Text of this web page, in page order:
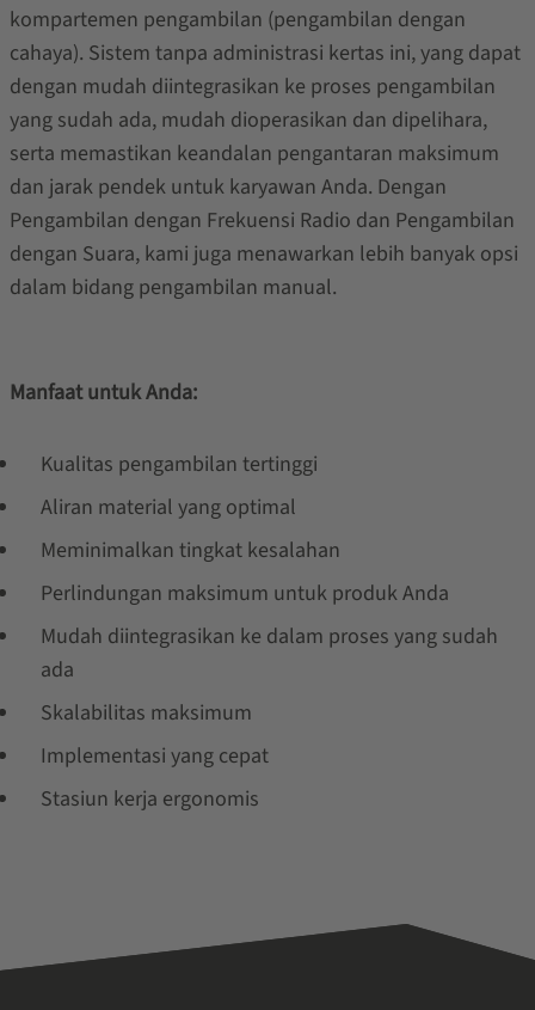
kompartemen pengambilan (pengambilan dengan
cahaya). Sistem tanpa administrasi kertas ini, yang dapat
dengan mudah diintegrasikan ke proses pengambilan
yang sudah ada, mudah dioperasikan dan dipelihara,
serta memastikan keandalan pengantaran maksimum
dan jarak pendek untuk karyawan Anda. Dengan
Pengambilan dengan Frekuensi Radio dan Pengambilan
dengan Suara, kami juga menawarkan lebih banyak opsi
dalam bidang pengambilan manual.
Manfaat untuk Anda:
Kualitas pengambilan tertinggi
Aliran material yang optimal
Meminimalkan tingkat kesalahan
Perlindungan maksimum untuk produk Anda
Mudah diintegrasikan ke dalam proses yang sudah
ada
Skalabilitas maksimum
Implementasi yang cepat
Stasiun kerja ergonomis